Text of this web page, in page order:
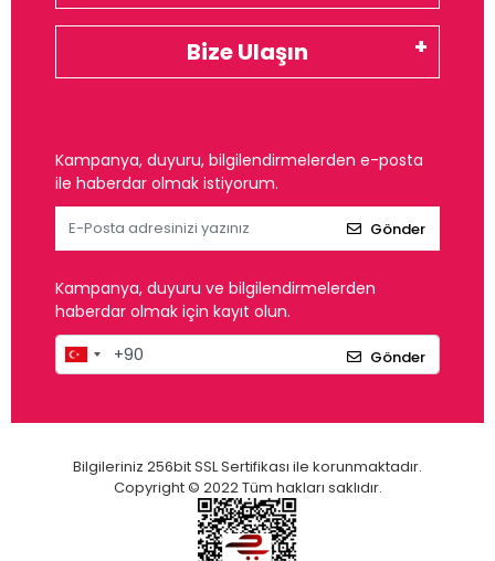
Bize Ulaşın
Kampanya, duyuru, bilgilendirmelerden e-posta
ile haberdar olmak istiyorum.
Gönder
Kampanya, duyuru ve bilgilendirmelerden
haberdar olmak için kayıt olun.
Gönder
Bilgileriniz 256bit SSL Sertifikası ile korunmaktadır.
Copyright © 2022 Tüm hakları saklıdır.